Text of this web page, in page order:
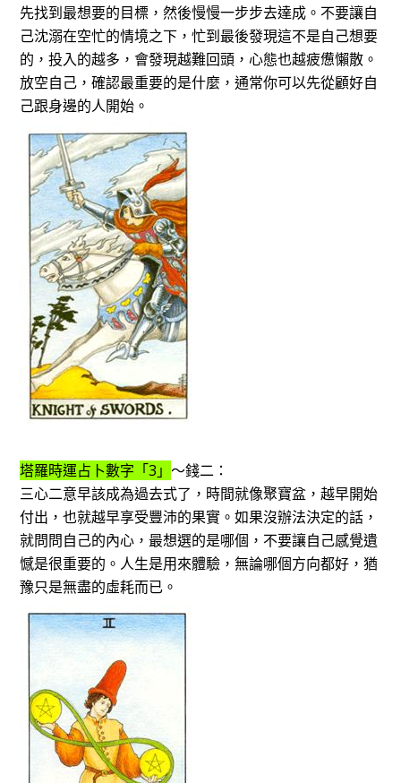
先找到最想要的目標，然後慢慢一步步去達成。不要讓自
己沈溺在空忙的情境之下，忙到最後發現這不是自己想要
的，投入的越多，會發現越難回頭，心態也越疲憊懶散。
放空自己，確認最重要的是什麼，通常你可以先從顧好自
己跟身邊的人開始。
塔羅時運占卜數字「3」 ～錢二：
三心二意早該成為過去式了，時間就像聚寶盆，越早開始
付出，也就越早享受豐沛的果實。如果沒辦法決定的話，
就問問自己的內心，最想選的是哪個，不要讓自己感覺遺
憾是很重要的。人生是用來體驗，無論哪個方向都好，猶
豫只是無盡的虛耗而已。